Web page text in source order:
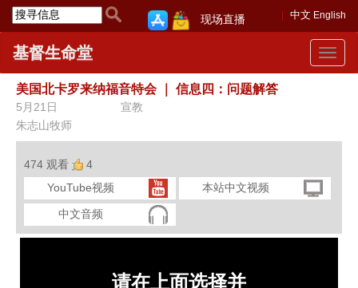
中文 English
现场直播
Toggle
基督生命堂
美国北卡罗来纳福音特会 信息四：问题解答
5月21日
宣教
朱志山牧师
474 观看
4
YouTube视频
本站中文视频
中文音频